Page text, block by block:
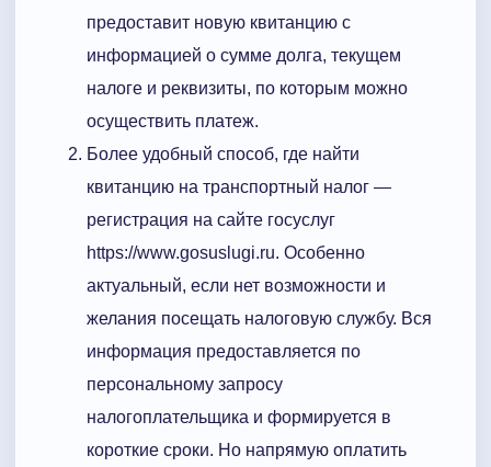
предоставит новую квитанцию с
информацией о сумме долга, текущем
налоге и реквизиты, по которым можно
осуществить платеж.
Более удобный способ, где найти
квитанцию на транспортный налог —
регистрация на сайте госуслуг
https://www.gosuslugi.ru. Особенно
актуальный, если нет возможности и
желания посещать налоговую службу. Вся
информация предоставляется по
персональному запросу
налогоплательщика и формируется в
короткие сроки. Но напрямую оплатить